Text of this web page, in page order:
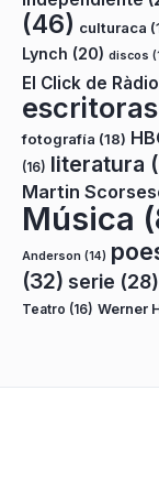
(46) culturaca
Lynch (20) discos
El Click de
escritoras
fotografía (18)
(16) literatura
Martin
Música
Anderson (14)
(32) serie (28)
Teatro (16) Werner